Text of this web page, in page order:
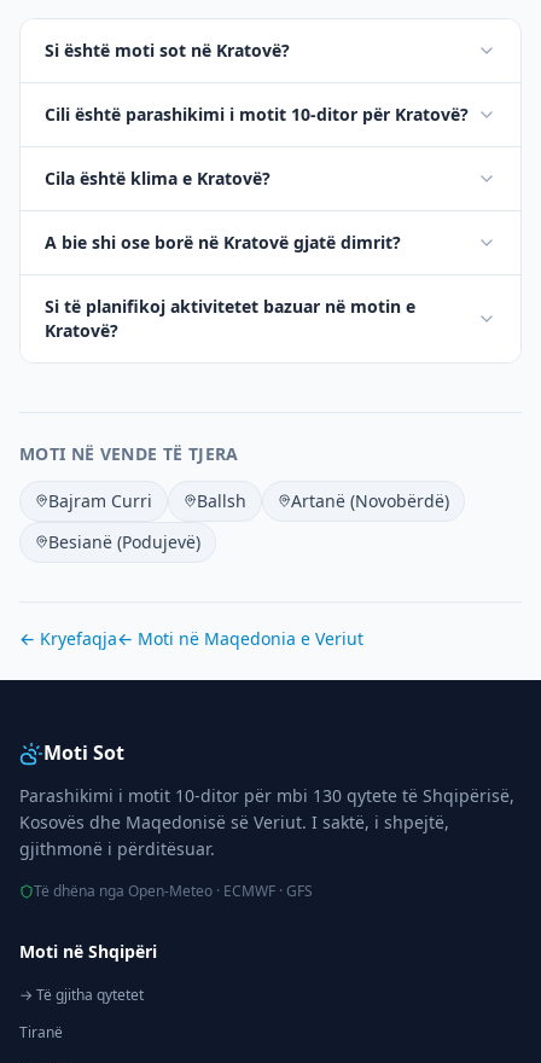
Si është moti sot në Kratovë?
Cili është parashikimi i motit 10-ditor për Kratovë?
Cila është klima e Kratovë?
A bie shi ose borë në Kratovë gjatë dimrit?
Si të planifikoj aktivitetet bazuar në motin e
Kratovë?
MOTI NË VENDE TË TJERA
Bajram Curri Ballsh
Artanë (Novobërdë)
Besianë (Podujevë)
← Kryefaqja← Moti në Maqedonia e Veriut
Moti Sot
Parashikimi i motit 10-ditor për mbi 130 qytete të Shqipërisë,
Kosovës dhe Maqedonisë së Veriut. I saktë, i shpejtë,
gjithmonë i përditësuar.
Të dhëna nga Open-Meteo · ECMWF · GFS
Moti në Shqipëri
→ Të gjitha qytetet
Tiranë